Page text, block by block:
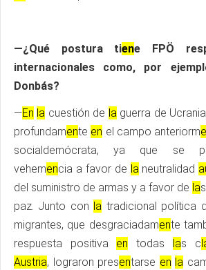
—¿Qué postura tiene FPÖ
internacionales como, por
Donbás?
—En la cuestión de laguerra de
profundamente en el campo anteriorm
socialdemócrata, ya que se
vehemencia a favor de laneutralidad
del suministro de armas y a favor de la
paz. Junto con la tradicional política
migrantes, que desgraciadamente
respuesta positiva en todas las c
Austria, lograron presentarse en la